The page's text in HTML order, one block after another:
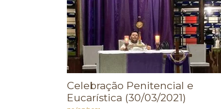
Celebração Penitencial e
Eucarística (30/03/2021)